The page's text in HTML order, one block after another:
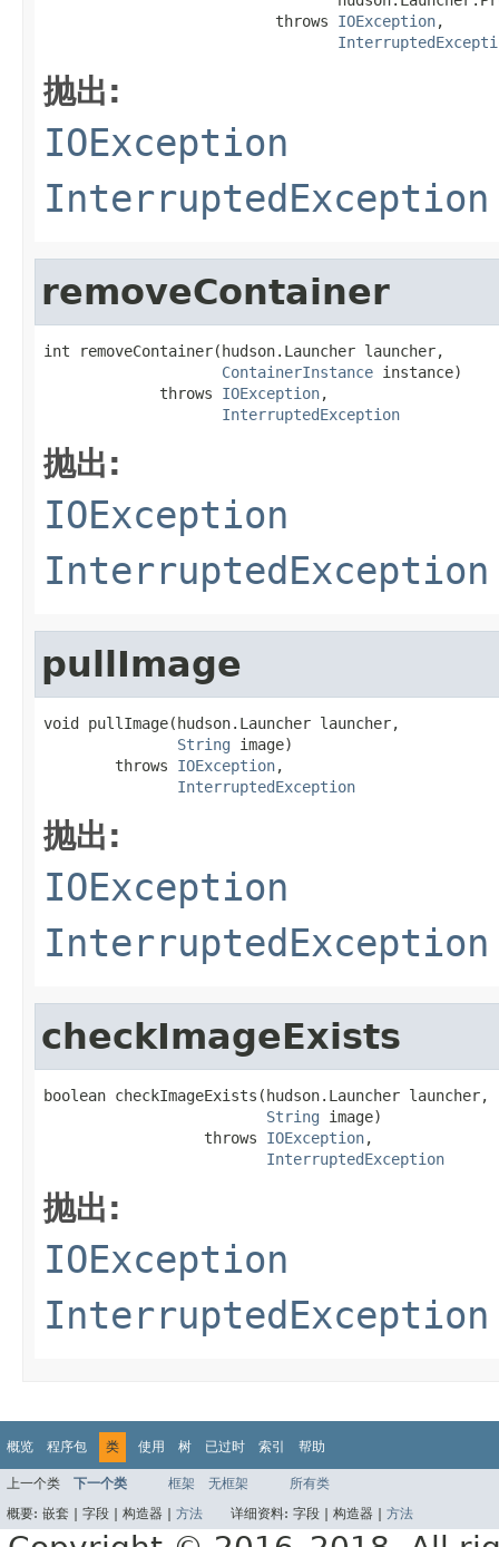
                          throws
IOException,
抛出:
IOException
InterruptedException
removeContainer
int removeContainer(hudson.Launcher launcher,
ContainerInstance instance)
             throws
IOException,
InterruptedException
抛出:
IOException
InterruptedException
pullImage
void pullImage(hudson.Launcher launcher,
String image)
        throws
IOException,
InterruptedException
抛出:
IOException
InterruptedException
checkImageExists
boolean checkImageExists(hudson.Launcher launcher,
String image)
                  throws
IOException,
InterruptedException
抛出:
IOException
InterruptedException
概览 程序包 类 使用 树 已过时 索引 帮助
上一个类 下一个类 框架 无框架
所有类
概要: 嵌套 | 字段 | 构造器 | 方法 详细资料: 字段 | 构造器 | 方法